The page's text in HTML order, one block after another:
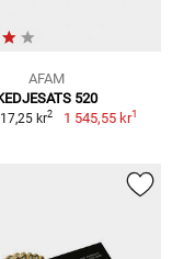
AFAM
520
kr2 1 545,55 kr1